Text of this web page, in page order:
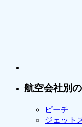
航空会社別
ピーチ
ジェット